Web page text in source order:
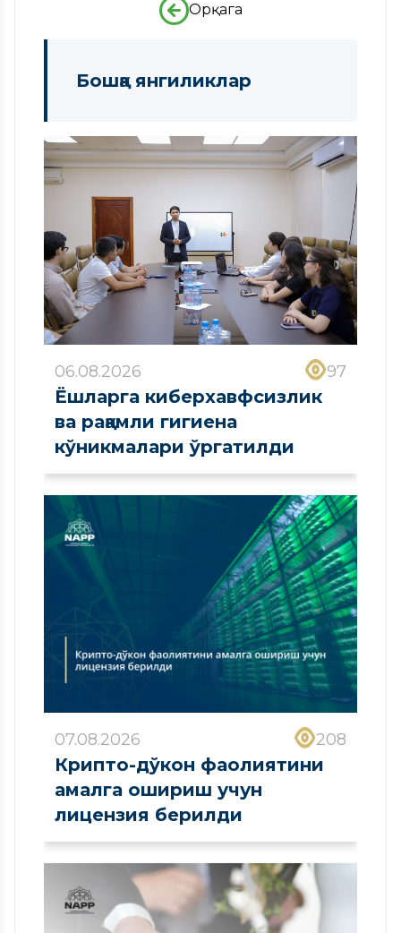
Орқага
Бошқа янгиликлар
06.08.2026 97
Ёшларга киберхавфсизлик
ва рақамли гигиена
кўникмалари ўргатилди
07.08.2026 208
Крипто-дўкон фаолиятини
амалга ошириш учун
лицензия берилди